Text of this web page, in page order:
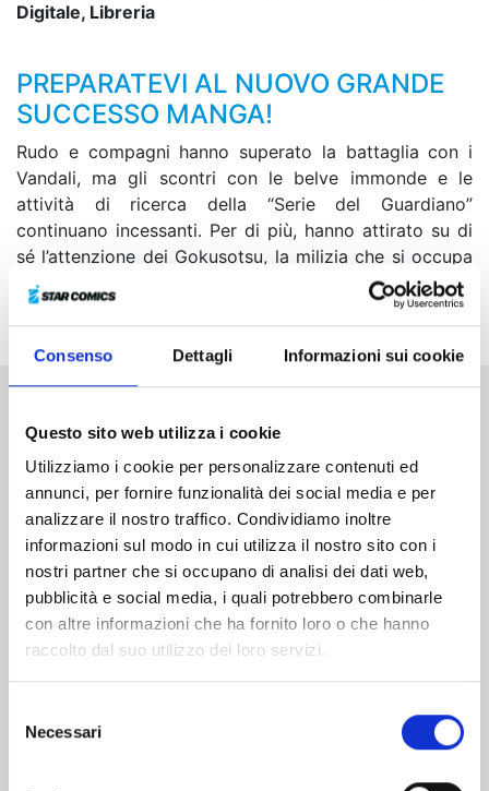
Consenso Dettagli Informazioni sui cookie
Questo sito web utilizza i cookie
Utilizziamo i cookie per personalizzare contenuti ed
annunci, per fornire funzionalità dei social media e per
analizzare il nostro traffico. Condividiamo inoltre
informazioni sul modo in cui utilizza il nostro sito con i
nostri partner che si occupano di analisi dei dati web,
pubblicità e social media, i quali potrebbero combinarle
con altre informazioni che ha fornito loro o che hanno
raccolto dal suo utilizzo dei loro servizi.
delNecessari
Digitale, Libreria
PREPARATEVI AL NUOVO GRANDE
SUCCESSO MANGA!
Rudo e compagni hanno superato la battaglia con i
Vandali, ma gli scontri con le belve immonde e le
attività di ricerca della “Serie del Guardiano”
continuano incessanti. Per di più, hanno attirato su di
sé l’attenzione dei Gokusotsu, la milizia che si occupa
di sorvegliare la condotta degli esseri umani e
mantenere l’ordine sulla Terra…
Altri volumi della serie